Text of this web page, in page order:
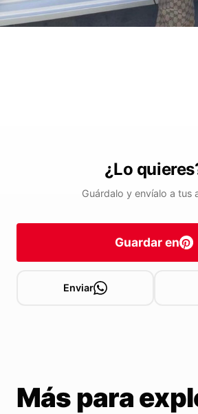
¿Lo
Guárdalo y envíalo a tus
Guardar en
Enviar
Más para